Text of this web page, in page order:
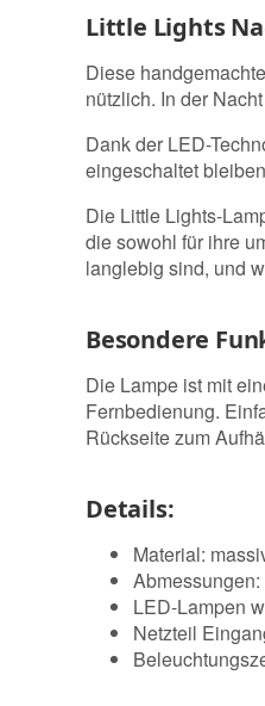
Little Lights
Diese
nützlich. In der
Dank der LED-
eingeschaltet
Die Little Lights-
die sowohl für ihre
langlebig sind, und
Besondere
Die Lampe ist mit
Fernbedienung.
Rückseite zum
Details:
Material:
LED-Lampen
Netzteil